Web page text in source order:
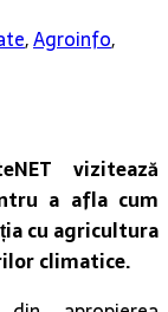
,Agroinfo,
vizitează
a afla cum
cu agricultura
climatice.